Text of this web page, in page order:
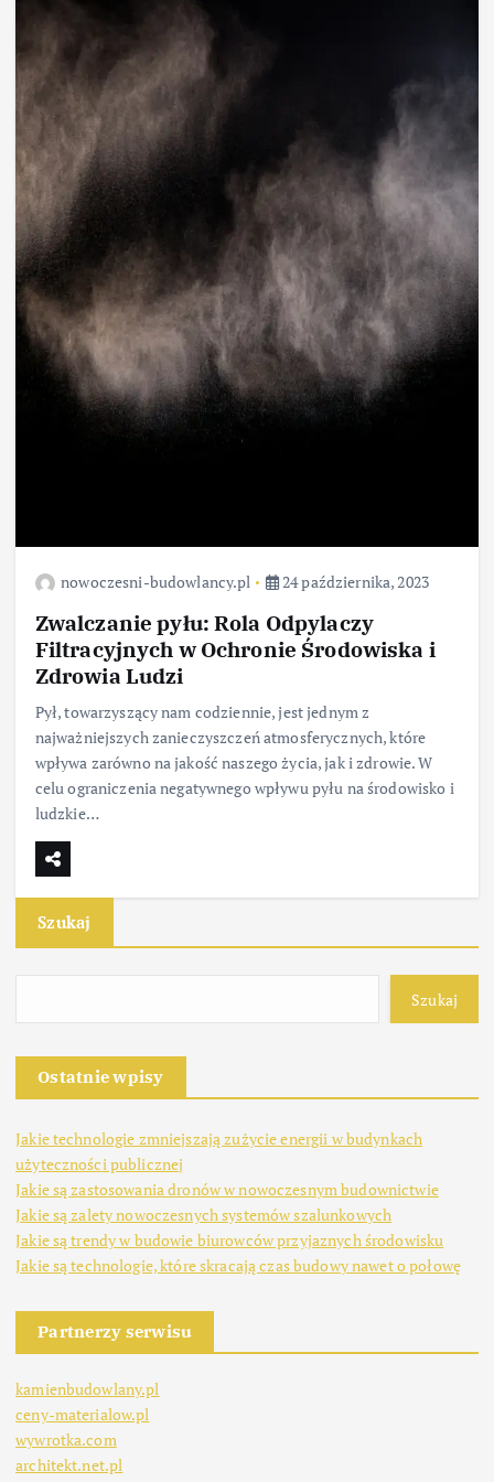
nowoczesni-budowlancy.pl 24 października, 2023
Zwalczanie pyłu: Rola Odpylaczy
Filtracyjnych w Ochronie Środowiska i
Zdrowia Ludzi
Pył, towarzyszący nam codziennie, jest jednym z
najważniejszych zanieczyszczeń atmosferycznych, które
wpływa zarówno na jakość naszego życia, jak i zdrowie. W
celu ograniczenia negatywnego wpływu pyłu na środowisko i
ludzkie…
Szukaj
Szukaj
Ostatnie wpisy
Jakie technologie zmniejszają zużycie energii w budynkach
użyteczności publicznej
Jakie są zastosowania dronów w nowoczesnym budownictwie
Jakie są zalety nowoczesnych systemów szalunkowych
Jakie są trendy w budowie biurowców przyjaznych środowisku
Jakie są technologie, które skracają czas budowy nawet o połowę
Partnerzy serwisu
kamienbudowlany.pl
ceny-materialow.pl
wywrotka.com
architekt.net.pl